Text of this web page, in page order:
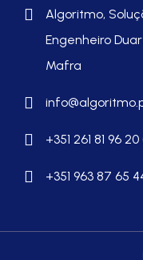
Algoritmo,
Engenheiro
Mafra
+351 261 81 96
+351 963 87 65